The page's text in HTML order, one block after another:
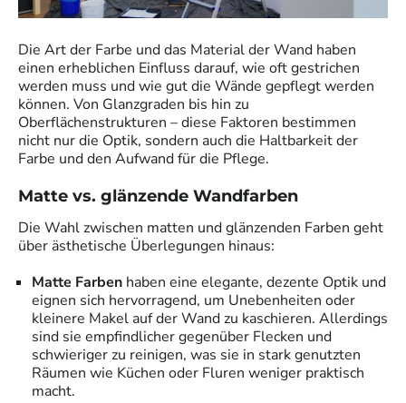
Die Art der Farbe und das Material der Wand haben
einen erheblichen Einfluss darauf, wie oft gestrichen
werden muss und wie gut die Wände gepflegt werden
können. Von Glanzgraden bis hin zu
Oberflächenstrukturen – diese Faktoren bestimmen
nicht nur die Optik, sondern auch die Haltbarkeit der
Farbe und den Aufwand für die Pflege.
Matte vs. glänzende Wandfarben
Die Wahl zwischen matten und glänzenden Farben geht
über ästhetische Überlegungen hinaus:
Matte Farben haben eine elegante, dezente Optik und
eignen sich hervorragend, um Unebenheiten oder
kleinere Makel auf der Wand zu kaschieren. Allerdings
sind sie empfindlicher gegenüber Flecken und
schwieriger zu reinigen, was sie in stark genutzten
Räumen wie Küchen oder Fluren weniger praktisch
macht.